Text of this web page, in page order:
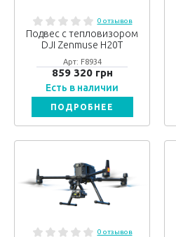
0 отзывов
Подвес с тепловизором
DJI Zenmuse H20T
Арт: F8934
859 320 грн
Есть в наличии
ПОДРОБНЕЕ
0 отзывов